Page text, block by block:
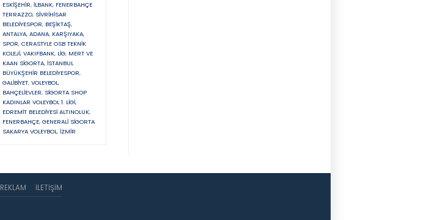
ESKIŞEHIR, İLBANK, FENERBAHÇE
TERRAZZO, SIVRIHISAR
BELEDIYESPOR, BEŞIKTAŞ,
ANTALYA, ADANA, KARŞIYAKA,
SPOR, CERASTYLE OSB TEKNIK
KOLEJI, VAKIFBANK, LIG, MERT VE
KAAN SIGORTA, İSTANBUL
BÜYÜKŞEHIR BELEDIYESPOR,
GALIBIYET, VOLEYBOL,
BAHÇELIEVLER, SIGORTA SHOP
KADINLAR VOLEYBOL 1. LIGI,
EDREMIT BELEDIYESI ALTINOLUK,
FENERBAHÇE, GENERALI SIGORTA
SAKARYA VOLEYBOL, İZMIR
REKLAM İLETIŞIM